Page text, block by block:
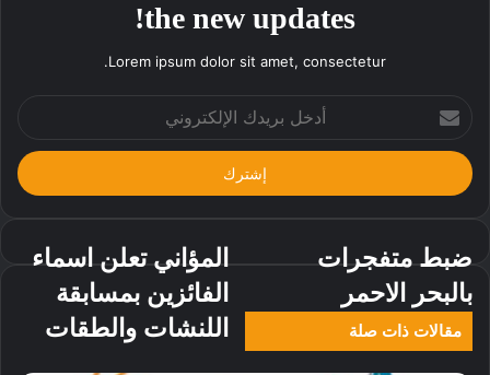
the new updates!
Lorem ipsum dolor sit amet, consectetur.
بريدك
الإلكتروني
ضبط متفجرات
بالبحر الاحمر
المؤاني تعلن اسماء
الفائزين بمسابقة
اللنشات والطقات
مقالات ذات صلة